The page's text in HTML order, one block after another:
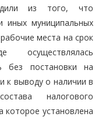
из того, что
иных муниципальных
места на срок
без постановки на
к выводу о наличии в
налогового
которое установлена